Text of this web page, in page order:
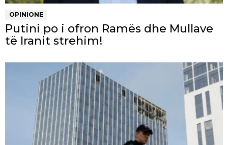
OPINIONE
Putini po i ofron Ramës dhe Mullave
të Iranit strehim!